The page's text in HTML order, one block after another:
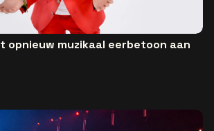
opnieuw muzikaal eerbetoon aan